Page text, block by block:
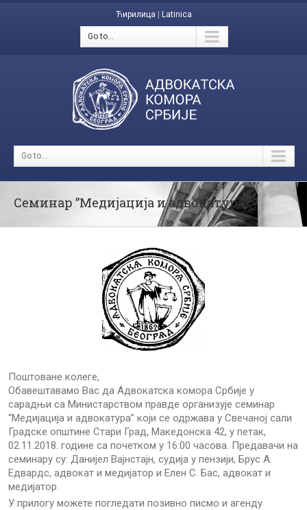
Ћирилица Latinica
Go to...
Go to...
Семинар ”Медијација и адвокатура”
Поштоване колеге,
Обавештавамо Вас да Адвокатска комора Србије у
сарадњи са Министарством правде организује семинар
“Медијација и адвокатура” који се одржава у Свечаној сали
Градске општине Стари Град, Македонска 42, у петак,
02.11.2018. године са почетком у 16:00 часова. Предавачи на
семинару су: Данијел Вајнстајн, судија у пензији, Брус А.
Едвардс, адвокат и медијатор и Елен С. Бас, адвокат и
медијатор.
У прилогу можете погледати позивно писмо и агенду